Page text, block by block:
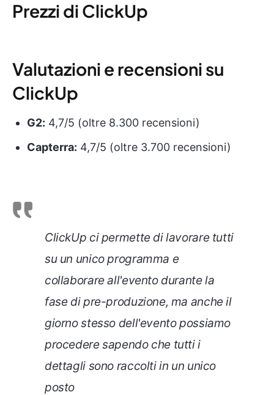
Prezzi di ClickUp
Valutazioni e recensioni su
ClickUp
G2: 4,7/5 (oltre 8.300 recensioni)
Capterra: 4,7/5 (oltre 3.700 recensioni)
ClickUp ci permette di lavorare tutti
su un unico programma e
collaborare all'evento durante la
fase di pre-produzione, ma anche il
giorno stesso dell'evento possiamo
procedere sapendo che tutti i
dettagli sono raccolti in un unico
posto